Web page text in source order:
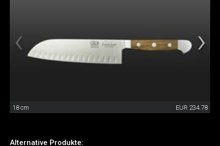
18 cm EUR 234.78
Alternative Produkte: